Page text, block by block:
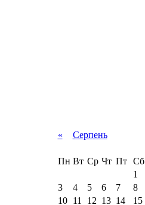
« Серпень
Пн Вт Ср Чт Пт Сб
1
3
4 5 6 7 8
10
11 12 13 14 15